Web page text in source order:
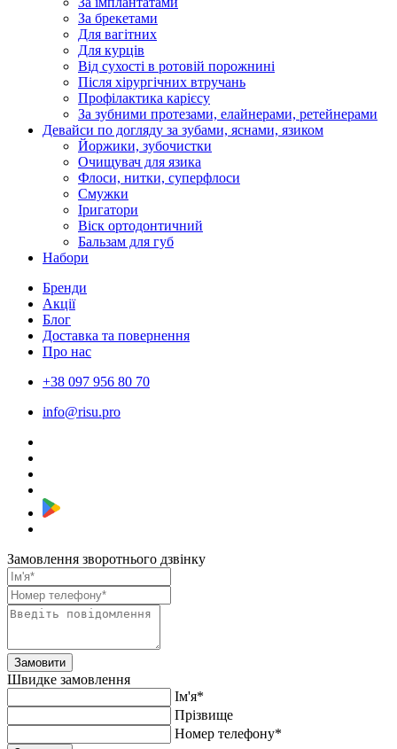
За брекетами
Для вагітних
Для курців
Від сухості в ротовій порожнині
Після хірургічних втручань
Профілактика карієсу
За зубними протезами, елайнерами, ретейнерами
Девайси по догляду за зубами, яснами, язиком
Йоржики, зубочистки
Очищувач для язика
Флоси, нитки, суперфлоси
Смужки
Іригатори
Віск ортодонтичний
Бальзам для губ
Набори
Бренди
Акції
Блог
Доставка та повернення
Про нас
+38 097 956 80 70
info@risu.pro
Замовлення зворотнього дзвінку
Замовити
Швидке замовлення
Ім'я*
Прiзвище
Номер телефону*